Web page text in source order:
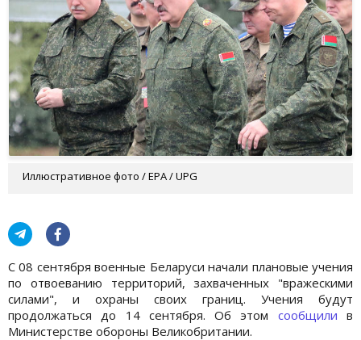
Иллюстративное фото / EPA / UPG
С 08 сентября военные Беларуси начали плановые учения
по отвоеванию территорий, захваченных "вражескими
силами", и охраны своих границ. Учения будут
продолжаться до 14 сентября. Об этом сообщили в
Министерстве обороны Великобритании.